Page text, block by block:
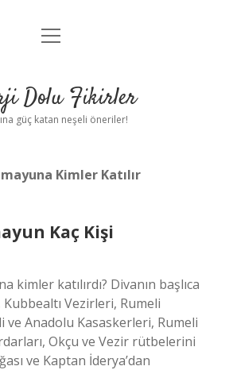
Anasayfa
Yasal Uyarı
menüyü
Dolu Fikirler
güç katan neşeli öneriler!
Kimler Katılır
Kaç Kişi
kimler katılırdı? Divanın başlıca
Vezirleri, Rumeli
ve Anadolu Kasaskerleri, Rumeli
Okçu ve Vezir rütbelerini
ve Kaptan İderya’dan